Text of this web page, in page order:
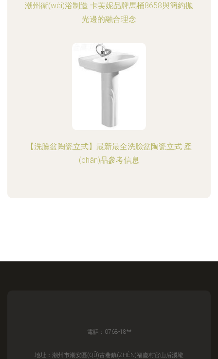
潮州衛(wèi)浴制造 卡芙妮品牌馬桶8658與簡約拋
光邊的融合理念
【洗臉盆陶瓷立式】最新最全洗臉盆陶瓷立式 產
(chǎn)品參考信息
電話：0768-18**
地址：潮州市潮安區(QŪ)古巷鎮(ZHÈN)福慶村官山后溪墘